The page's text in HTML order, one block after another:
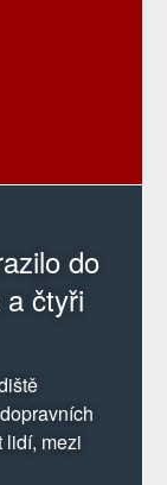
do
čtyři
lidí, mezi